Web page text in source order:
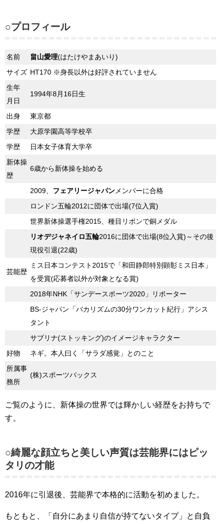
○プロフィール
名前 畠山愛理(はたけやまあいり)
サイズ HT170 ※身長以外は好評されていません
生年
月日
1994年8月16日生
出身 東京都
学歴 大原学園高等学校卒
学歴 日本女子体育大学卒
新体操
歴
6歳から新体操を始める
2009、 フェアリージャパン メンバーに合格
ロンドン五輪2012に団体で出場(7位入賞)
世界新体操選手権2015、種目リボンで銅メダル
リオデジャネイロ五輪2016に団体で出場(8位入賞)～その後
現役引退(22歳)
芸能歴
ミス日本コンテスト2015で「和田静郎特別顕彰ミス日本」
を受賞(応募者以外が対象となる賞)
2018年NHK「サンデースポーツ2020」リポーター
BS-ジャパン「バカリズムの30分ワンカット紀行」アシス
タント
サブリナ(ストッキング)のイメージキャラクター
好物 ネギ。本人曰く「サラダ感覚」とのこと
所属事
務所
(株)スポーツバックス
ご覧のように、新体操の世界では輝かしい経歴をお持ちで
す。
○綺麗な顔立ちと美しい声質は芸能界にはピッ
タリの才能
2016年に引退後、芸能界で本格的に活動を初めました。
もともと、「自分にあまり自信が持てないタイプ」と自負